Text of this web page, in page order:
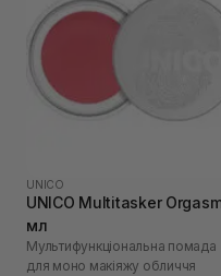
UNICO
UNICO Multitasker
мл
Мультифункціональна помада
для моно макіяжу обличчя